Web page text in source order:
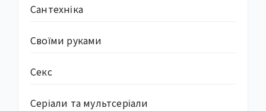
Сантехніка
Своїми руками
Секс
Серіали та мультсеріали